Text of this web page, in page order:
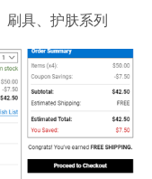
刷具、护肤系列